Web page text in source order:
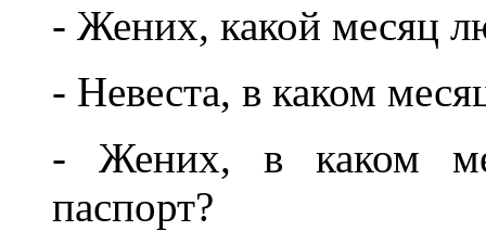
- Жених, какой месяц
- Невеста, в каком
- Жених, в каком
паспорт?